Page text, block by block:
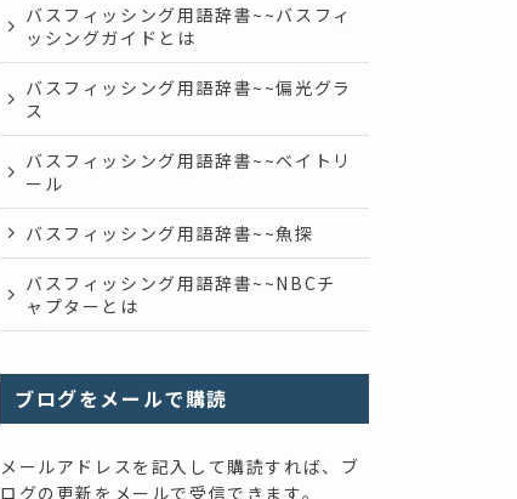
バスフィッシング用語辞書~~バスフィ
ッシングガイドとは
バスフィッシング用語辞書~~偏光グラ
ス
バスフィッシング用語辞書~~ベイトリ
ール
バスフィッシング用語辞書~~魚探
バスフィッシング用語辞書~~NBCチ
ャプターとは
ブログをメールで購読
メールアドレスを記入して購読すれば、ブ
ログの更新をメールで受信できます。